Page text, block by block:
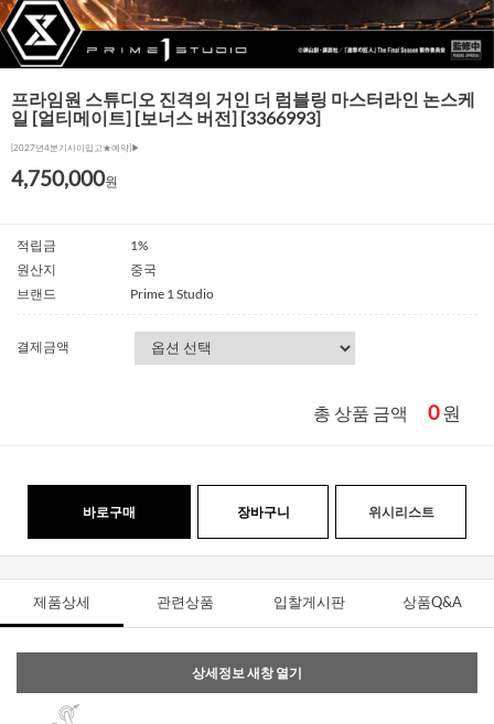
프라임원 스튜디오 진격의 거인 더 럼블링 마스터라인 논스케
일 [얼티메이트] [보너스 버전] [3366993]
[2027년4분기사이입고★예약]▶
4,750,000원
적립금
1%
원산지
중국
브랜드
Prime 1 Studio
결제금액
총 상품 금액 0원
바로구매 장바구니 위시리스트
제품상세 관련상품 입찰게시판 상품Q&A
상세정보 새창 열기